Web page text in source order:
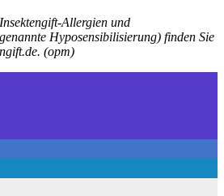
Allergien und
Hyposensibilisierung) finden Sie
(opm)